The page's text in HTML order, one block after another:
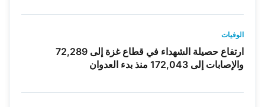
الوفيات
ارتفاع حصيلة الشهداء في قطاع غزة إلى 72,289
والإصابات إلى 172,043 منذ بدء العدوان